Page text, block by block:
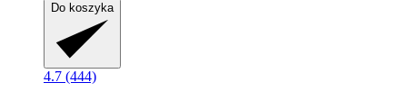
Do koszyka
4.7 (444)